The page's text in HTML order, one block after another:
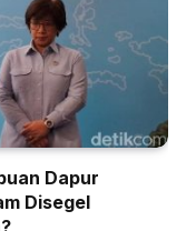
Dapur
Disegel